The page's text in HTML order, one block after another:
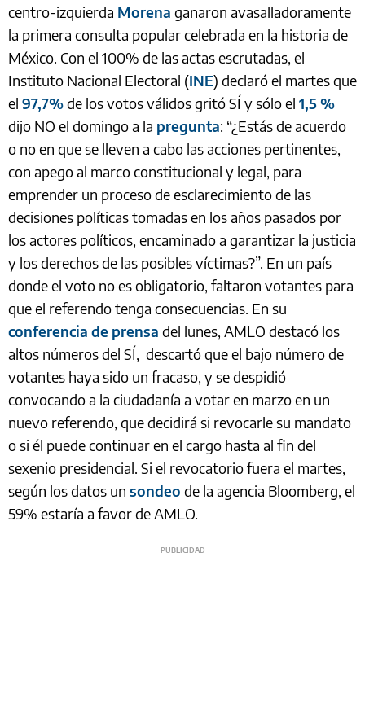
centro-izquierda Morena ganaron avasalladoramente
la primera consulta popular celebrada en la historia de
México. Con el 100% de las actas escrutadas, el
Instituto Nacional Electoral (INE) declaró el martes que
el 97,7%de los votos válidos gritó SÍ y sólo el 1,5 %
dijo NO el domingo a la pregunta: “¿Estás de acuerdo
o no en que se lleven a cabo las acciones pertinentes,
con apego al marco constitucional y legal, para
emprender un proceso de esclarecimiento de las
decisiones políticas tomadas en los años pasados por
los actores políticos, encaminado a garantizar la justicia
y los derechos de las posibles víctimas?”. En un país
donde el voto no es obligatorio, faltaron votantes para
que el referendo tenga consecuencias. En su
conferencia de prensa del lunes, AMLO destacó los
altos números del SÍ, descartó que el bajo número de
votantes haya sido un fracaso, y se despidió
convocando a la ciudadanía a votar en marzo en un
nuevo referendo, que decidirá si revocarle su mandato
o si él puede continuar en el cargo hasta al fin del
sexenio presidencial. Si el revocatorio fuera el martes,
según los datos un sondeo de la agencia Bloomberg, el
59% estaría a favor de AMLO.